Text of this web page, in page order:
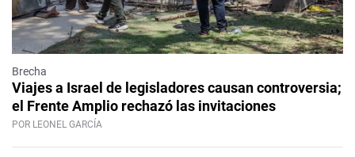
Brecha
Viajes a Israel de legisladores causan controversia;
el Frente Amplio rechazó las invitaciones
POR LEONEL GARCÍA